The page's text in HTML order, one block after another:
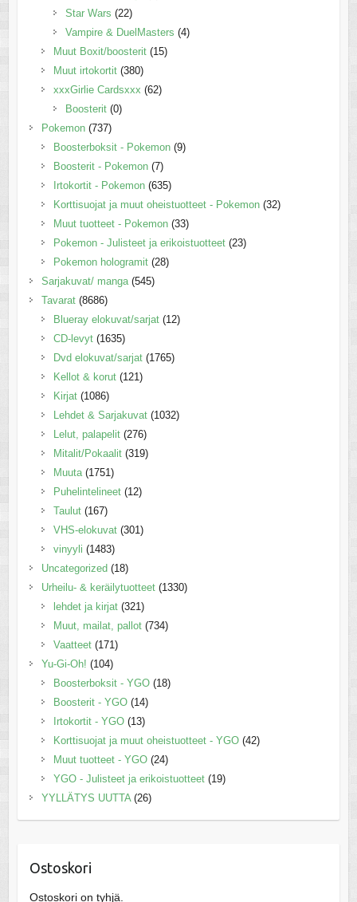
Star Wars (22)
Vampire & DuelMasters (4)
Muut Boxit/boosterit (15)
Muut irtokortit (380)
xxxGirlie Cardsxxx (62)
Boosterit (0)
Pokemon (737)
Boosterboksit - Pokemon (9)
Boosterit - Pokemon (7)
Irtokortit - Pokemon (635)
Korttisuojat ja muut oheistuotteet - Pokemon (32)
Muut tuotteet - Pokemon (33)
Pokemon - Julisteet ja erikoistuotteet (23)
Pokemon hologramit (28)
Sarjakuvat/ manga (545)
Tavarat (8686)
Blueray elokuvat/sarjat (12)
CD-levyt (1635)
Dvd elokuvat/sarjat (1765)
Kellot & korut (121)
Kirjat (1086)
Lehdet & Sarjakuvat (1032)
Lelut, palapelit (276)
Mitalit/Pokaalit (319)
Muuta (1751)
Puhelintelineet (12)
Taulut (167)
VHS-elokuvat (301)
vinyyli (1483)
Uncategorized (18)
Urheilu- & keräilytuotteet (1330)
lehdet ja kirjat (321)
Muut, mailat, pallot (734)
Vaatteet (171)
Yu-Gi-Oh! (104)
Boosterboksit - YGO (18)
Boosterit - YGO (14)
Irtokortit - YGO (13)
Korttisuojat ja muut oheistuotteet - YGO (42)
Muut tuotteet - YGO (24)
YGO - Julisteet ja erikoistuotteet (19)
YYLLÄTYS UUTTA (26)
Ostoskori
Ostoskori on tyhjä.